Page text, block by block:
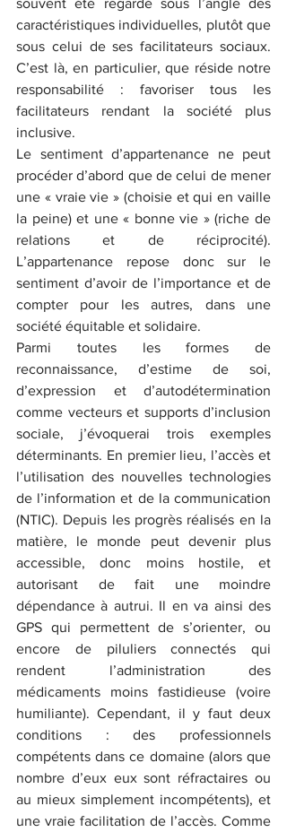
souvent été regardé sous l’angle des
caractéristiques individuelles, plutôt que
sous celui de ses facilitateurs sociaux.
C’est là, en particulier, que réside notre
responsabilité : favoriser tous les
facilitateurs rendant la société plus
inclusive.
Le sentiment d’appartenance ne peut
procéder d’abord que de celui de mener
une « vraie vie » (choisie et qui en vaille
la peine) et une « bonne vie » (riche de
relations et de réciprocité).
L’appartenance repose donc sur le
sentiment d’avoir de l’importance et de
compter pour les autres, dans une
société équitable et solidaire.
Parmi toutes les formes de
reconnaissance, d’estime de soi,
d’expression et d’autodétermination
comme vecteurs et supports d’inclusion
sociale, j’évoquerai trois exemples
déterminants. En premier lieu, l’accès et
l’utilisation des nouvelles technologies
de l’information et de la communication
(NTIC). Depuis les progrès réalisés en la
matière, le monde peut devenir plus
accessible, donc moins hostile, et
autorisant de fait une moindre
dépendance à autrui. Il en va ainsi des
GPS qui permettent de s’orienter, ou
encore de piluliers connectés qui
rendent l’administration des
médicaments moins fastidieuse (voire
humiliante). Cependant, il y faut deux
conditions : des professionnels
compétents dans ce domaine (alors que
nombre d’eux eux sont réfractaires ou
au mieux simplement incompétents), et
une vraie facilitation de l’accès. Comme